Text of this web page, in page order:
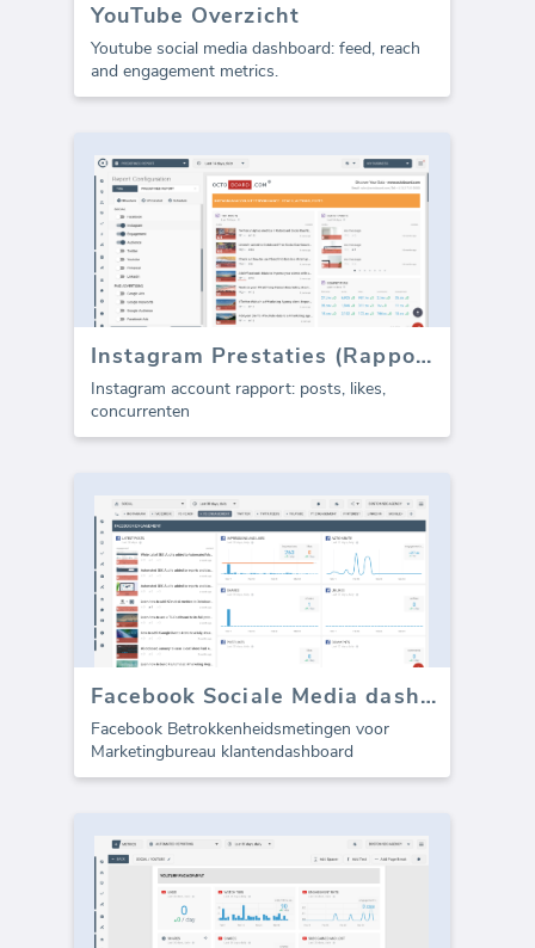
YouTube Overzicht
Youtube social media dashboard: feed, reach
and engagement metrics.
Instagram Prestaties (Rapport)
Instagram account rapport: posts, likes,
concurrenten
Facebook Sociale Media dashboard sjabloon - Betrokkenheid
Facebook Betrokkenheidsmetingen voor
Marketingbureau klantendashboard